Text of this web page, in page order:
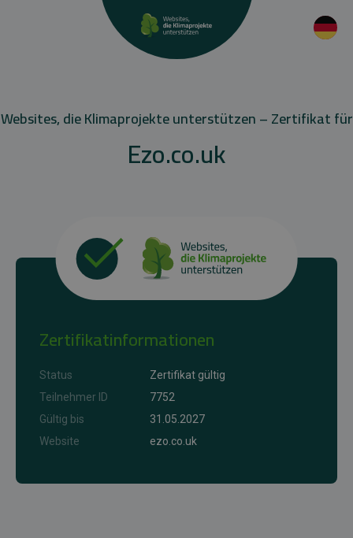
Websites, die Klimaprojekte unterstützen – Zertifikat für
Ezo.co.uk
Zertifikatinformationen
Status
Zertifikat gültig
Teilnehmer ID
7752
Gültig bis
31.05.2027
Website
ezo.co.uk